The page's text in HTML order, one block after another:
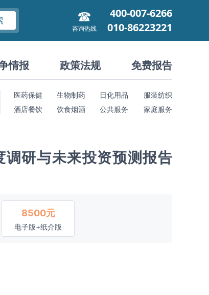
咨询热线
400-007-6266
010-86223221
情报 政策法规 免费报告
医药保健 生物制药 日化用品
服装纺织
酒店餐饮
饮食烟酒 公共服务 家庭服务
研与未来投资预测报告
8500元
电子版+纸介版